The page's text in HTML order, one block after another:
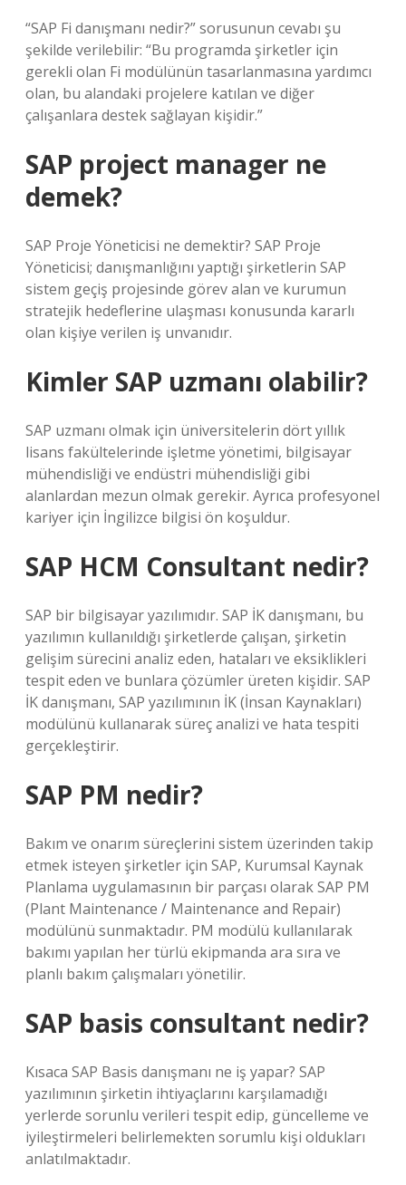
“SAP Fi danışmanı nedir?” sorusunun cevabı şu
şekilde verilebilir: “Bu programda şirketler için
gerekli olan Fi modülünün tasarlanmasına yardımcı
olan, bu alandaki projelere katılan ve diğer
çalışanlara destek sağlayan kişidir.”
SAP project manager ne
demek?
SAP Proje Yöneticisi ne demektir? SAP Proje
Yöneticisi; danışmanlığını yaptığı şirketlerin SAP
sistem geçiş projesinde görev alan ve kurumun
stratejik hedeflerine ulaşması konusunda kararlı
olan kişiye verilen iş unvanıdır.
Kimler SAP uzmanı olabilir?
SAP uzmanı olmak için üniversitelerin dört yıllık
lisans fakültelerinde işletme yönetimi, bilgisayar
mühendisliği ve endüstri mühendisliği gibi
alanlardan mezun olmak gerekir. Ayrıca profesyonel
kariyer için İngilizce bilgisi ön koşuldur.
SAP HCM Consultant nedir?
SAP bir bilgisayar yazılımıdır. SAP İK danışmanı, bu
yazılımın kullanıldığı şirketlerde çalışan, şirketin
gelişim sürecini analiz eden, hataları ve eksiklikleri
tespit eden ve bunlara çözümler üreten kişidir. SAP
İK danışmanı, SAP yazılımının İK (İnsan Kaynakları)
modülünü kullanarak süreç analizi ve hata tespiti
gerçekleştirir.
SAP PM nedir?
Bakım ve onarım süreçlerini sistem üzerinden takip
etmek isteyen şirketler için SAP, Kurumsal Kaynak
Planlama uygulamasının bir parçası olarak SAP PM
(Plant Maintenance / Maintenance and Repair)
modülünü sunmaktadır. PM modülü kullanılarak
bakımı yapılan her türlü ekipmanda ara sıra ve
planlı bakım çalışmaları yönetilir.
SAP basis consultant nedir?
Kısaca SAP Basis danışmanı ne iş yapar? SAP
yazılımının şirketin ihtiyaçlarını karşılamadığı
yerlerde sorunlu verileri tespit edip, güncelleme ve
iyileştirmeleri belirlemekten sorumlu kişi oldukları
anlatılmaktadır.